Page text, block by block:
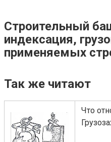
Строительный
индексация,
применяемых
Так же читают
Что